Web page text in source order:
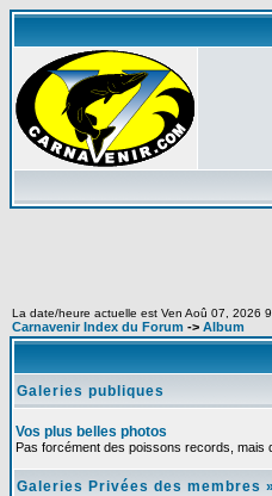
La date/heure actuelle est Ven Aoû 07, 2026
Carnavenir Index du Forum -> Album
Galeries publiques
Vos plus belles photos
Pas forcément des poissons records, mais
Galeries Privées des membres »